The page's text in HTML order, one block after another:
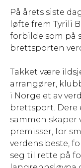
På årets siste
løfte frem Tyrili
forbilde som på
brettsporten
Takket være
arrangører,
i Norge et av
brettsport. Dere
sammen
premisser, for
verdens beste,
seg til rette på